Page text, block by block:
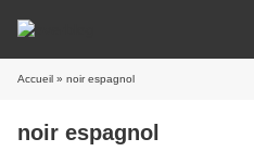
Accueil » noir espagnol
noir espagnol